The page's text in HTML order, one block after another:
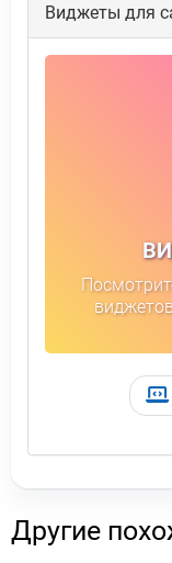
Виджеты для
Другие